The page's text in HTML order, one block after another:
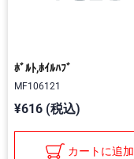
ﾎﾞﾙﾄ,ﾎｲﾙﾊﾌﾞ
MF106121
¥616 (税込)
カートに追加